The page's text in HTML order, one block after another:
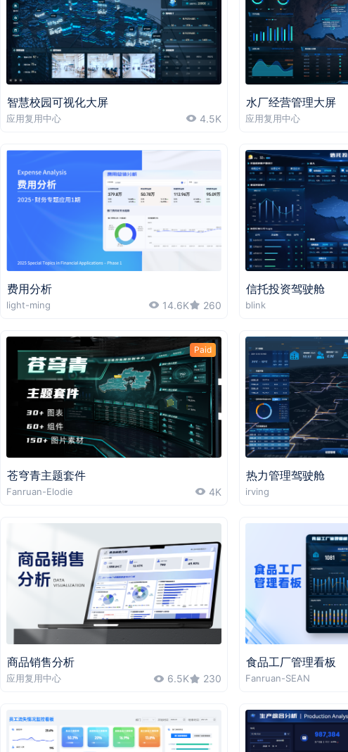
智慧校园可视化大屏
应用复用中心 4.5K
水厂经营管理大屏
应用复用中心
费用分析
light-ming 14.6K 260
信托投资驾驶舱
blink
Paid
苍穹青主题套件
Fanruan-Elodie 4K
热力管理驾驶舱
irving
商品销售分析
应用复用中心 6.5K 230
食品工厂管理看板
Fanruan-SEAN